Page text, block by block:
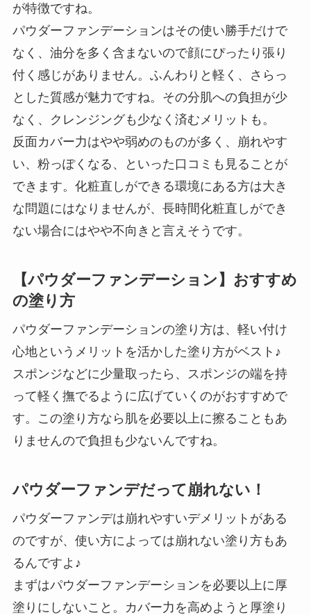
が特徴ですね。
パウダーファンデーションはその使い勝手だけで
なく、油分を多く含まないので顔にぴったり張り
付く感じがありません。ふんわりと軽く、さらっ
とした質感が魅力ですね。その分肌への負担が少
なく、クレンジングも少なく済むメリットも。
反面カバー力はやや弱めのものが多く、崩れやす
い、粉っぽくなる、といった口コミも見ることが
できます。化粧直しができる環境にある方は大き
な問題にはなりませんが、長時間化粧直しができ
ない場合にはやや不向きと言えそうです。
【パウダーファンデーション】おすすめ
の塗り方
パウダーファンデーションの塗り方は、軽い付け
心地というメリットを活かした塗り方がベスト♪
スポンジなどに少量取ったら、スポンジの端を持
って軽く撫でるように広げていくのがおすすめで
す。この塗り方なら肌を必要以上に擦ることもあ
りませんので負担も少ないんですね。
パウダーファンデだって崩れない！
パウダーファンデは崩れやすいデメリットがある
のですが、使い方によっては崩れない塗り方もあ
るんですよ♪
まずはパウダーファンデーションを必要以上に厚
塗りにしないこと。カバー力を高めようと厚塗り